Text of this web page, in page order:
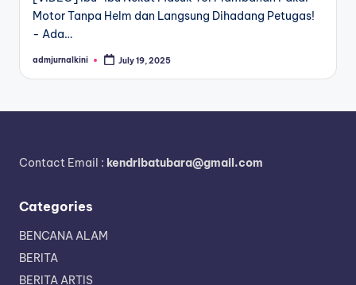
Motor Tanpa Helm dan Langsung Dihadang Petugas!
- Ada…
Posted
admjurnalkini July 19, 2025
Contact Email : kendribatubara@gmail.com
Categories
BENCANA ALAM
BERITA
BERITA ARTIS